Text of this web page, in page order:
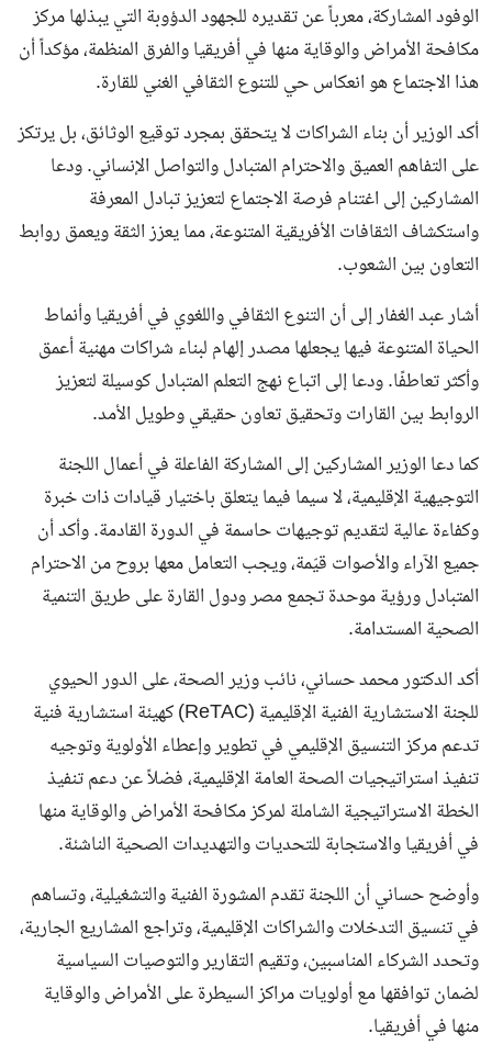
الوفود المشاركة، معرباً عن تقديره للجهود الدؤوبة التي يبذلها مركز
مكافحة الأمراض والوقاية منها في أفريقيا والفرق المنظمة، مؤكداً أن
هذا الاجتماع هو انعكاس حي للتنوع الثقافي الغني للقارة.
أكد الوزير أن بناء الشراكات لا يتحقق بمجرد توقيع الوثائق، بل يرتكز
على التفاهم العميق والاحترام المتبادل والتواصل الإنساني. ودعا
المشاركين إلى اغتنام فرصة الاجتماع لتعزيز تبادل المعرفة
واستكشاف الثقافات الأفريقية المتنوعة، مما يعزز الثقة ويعمق روابط
التعاون بين الشعوب.
أشار عبد الغفار إلى أن التنوع الثقافي واللغوي في أفريقيا وأنماط
الحياة المتنوعة فيها يجعلها مصدر إلهام لبناء شراكات مهنية أعمق
وأكثر تعاطفًا. ودعا إلى اتباع نهج التعلم المتبادل كوسيلة لتعزيز
الروابط بين القارات وتحقيق تعاون حقيقي وطويل الأمد.
كما دعا الوزير المشاركين إلى المشاركة الفاعلة في أعمال اللجنة
التوجيهية الإقليمية، لا سيما فيما يتعلق باختيار قيادات ذات خبرة
وكفاءة عالية لتقديم توجيهات حاسمة في الدورة القادمة. وأكد أن
جميع الآراء والأصوات قيّمة، ويجب التعامل معها بروح من الاحترام
المتبادل ورؤية موحدة تجمع مصر ودول القارة على طريق التنمية
الصحية المستدامة.
أكد الدكتور محمد حساني، نائب وزير الصحة، على الدور الحيوي
للجنة الاستشارية الفنية الإقليمية (ReTAC) كهيئة استشارية فنية
تدعم مركز التنسيق الإقليمي في تطوير وإعطاء الأولوية وتوجيه
تنفيذ استراتيجيات الصحة العامة الإقليمية، فضلاً عن دعم تنفيذ
الخطة الاستراتيجية الشاملة لمركز مكافحة الأمراض والوقاية منها
في أفريقيا والاستجابة للتحديات والتهديدات الصحية الناشئة.
وأوضح حساني أن اللجنة تقدم المشورة الفنية والتشغيلية، وتساهم
في تنسيق التدخلات والشراكات الإقليمية، وتراجع المشاريع الجارية،
وتحدد الشركاء المناسبين، وتقيم التقارير والتوصيات السياسية
لضمان توافقها مع أولويات مراكز السيطرة على الأمراض والوقاية
منها في أفريقيا.